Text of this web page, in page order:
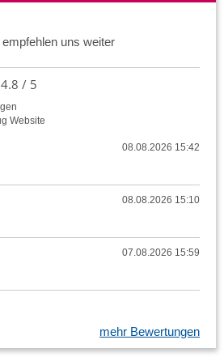
empfehlen uns weiter
4.8 / 5
Website
08.08.2026 15:42
08.08.2026 15:10
07.08.2026 15:59
mehr Bewertungen